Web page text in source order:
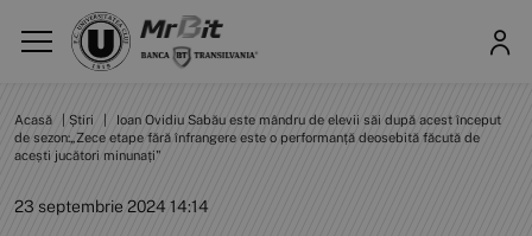
Acasă Știri
Ioan Ovidiu Sabău este mândru de elevii săi după acest început
de sezon:„Zece etape fără înfrangere este o performanță deosebită făcută de
acești jucători minunați"
23 septembrie 2024 14:14